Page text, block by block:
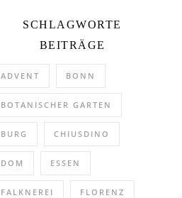
SCHLAGWORTE
BEITRÄGE
ADVENT BONN
BOTANISCHER GARTEN
BURG CHIUSDINO
DOM ESSEN
FALKNEREI FLORENZ